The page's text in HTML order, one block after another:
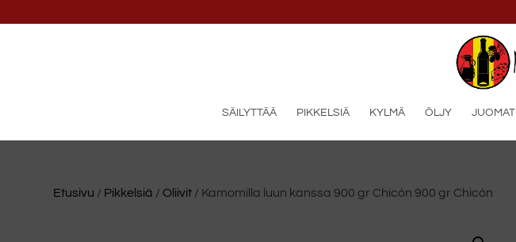
SÄILYTTÄÄ PIKKELSIÄ KYLMÄ ÖLJY JUOMAT
Etusivu / Pikkelsiä /Oliivit / Kamomilla luun kanssa 900 gr Chicón 900 gr Chicón